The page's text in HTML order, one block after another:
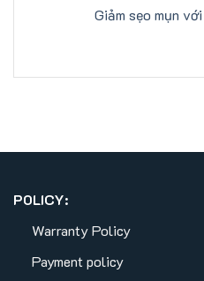
Giảm sẹo mụn
POLICY:
Warranty Policy
Payment policy